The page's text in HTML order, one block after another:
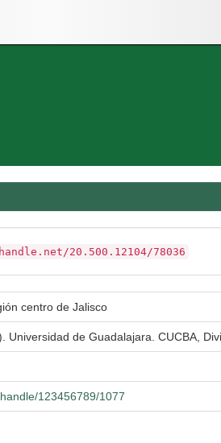
20.500.12104/78036
centro de Jalisco
Universidad de Guadalajara. CUCBA,
123456789/1077